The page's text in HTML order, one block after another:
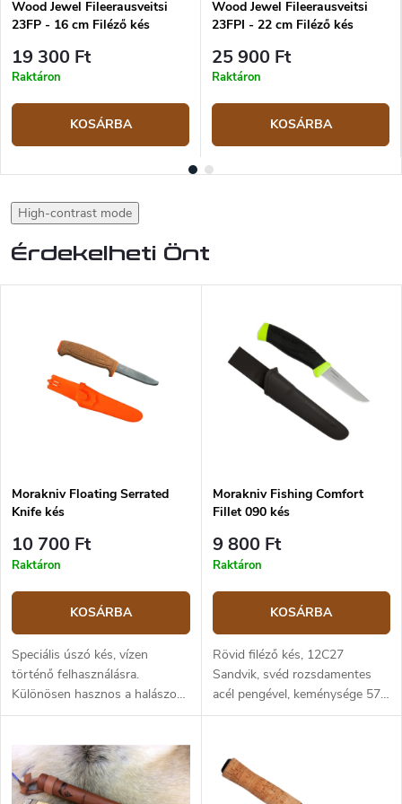
Wood Jewel Fileerausveitsi
23FP - 16 cm Filéző kés
19 300 Ft
Raktáron
KOSÁRBA
Wood Jewel Fileerausveitsi
23FPI - 22 cm Filéző kés
25 900 Ft
Raktáron
KOSÁRBA
High-contrast mode
Érdekelheti Önt
Morakniv Floating Serrated
Knife kés
10 700 Ft
Raktáron
KOSÁRBA
Speciális úszó kés, vízen
történő felhasználásra.
Különösen hasznos a halászok,
hajósok és mindenki számára,
Sandvik rozsdamentes acél
penge, keménysége 57-58 HRC
recézett éllel. A parafa markolat
Morakniv Fishing Comfort
Fillet 090 kés
9 800 Ft
Raktáron
KOSÁRBA
Rövid filéző kés, 12C27
Sandvik, svéd rozsdamentes
acél pengével, keménysége 57-
58 HRC, amely kiválóan tartja
gumi markolat ergonómiai
kialakítású, és még nedves